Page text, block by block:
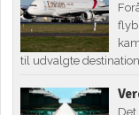
til udvalgte